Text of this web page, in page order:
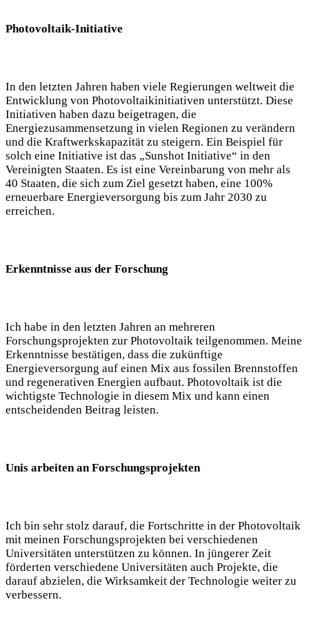
Photovoltaik-Initiative
In den letzten Jahren haben viele Regierungen weltweit die
Entwicklung von Photovoltaikinitiativen unterstützt. Diese
Initiativen haben dazu beigetragen, die
Energiezusammensetzung in vielen Regionen zu verändern
und die Kraftwerkskapazität zu steigern. Ein Beispiel für
solch eine Initiative ist das „Sunshot Initiative“ in den
Vereinigten Staaten. Es ist eine Vereinbarung von mehr als
40 Staaten, die sich zum Ziel gesetzt haben, eine 100%
erneuerbare Energieversorgung bis zum Jahr 2030 zu
erreichen.
Erkenntnisse aus der Forschung
Ich habe in den letzten Jahren an mehreren
Forschungsprojekten zur Photovoltaik teilgenommen. Meine
Erkenntnisse bestätigen, dass die zukünftige
Energieversorgung auf einen Mix aus fossilen Brennstoffen
und regenerativen Energien aufbaut. Photovoltaik ist die
wichtigste Technologie in diesem Mix und kann einen
entscheidenden Beitrag leisten.
Unis arbeiten an Forschungsprojekten
Ich bin sehr stolz darauf, die Fortschritte in der Photovoltaik
mit meinen Forschungsprojekten bei verschiedenen
Universitäten unterstützen zu können. In jüngerer Zeit
förderten verschiedene Universitäten auch Projekte, die
darauf abzielen, die Wirksamkeit der Technologie weiter zu
verbessern.